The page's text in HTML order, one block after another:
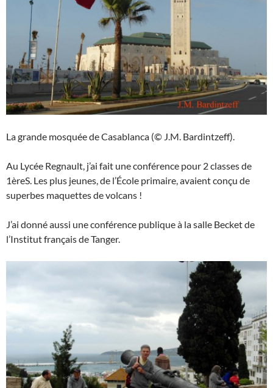
La grande mosquée de Casablanca (© J.M. Bardintzeff).
Au Lycée Regnault, j’ai fait une conférence pour 2 classes de
1èreS. Les plus jeunes, de l’École primaire, avaient conçu de
superbes maquettes de volcans !
J’ai donné aussi une conférence publique à la salle Becket de
l’Institut français de Tanger.